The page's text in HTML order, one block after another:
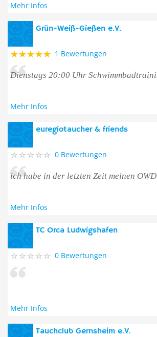
Mehr Infos
Grün-Weiß-Gießen e.V.
1 Bewertungen
Dienstags 20:00 Uhr
Mehr Infos
euregiotaucher & friends
0 Bewertungen
ich habe in der letzten Zeit meinen
Mehr Infos
TC Orca Ludwigshafen
0 Bewertungen
Mehr Infos
Tauchclub Gernsheim e.V.